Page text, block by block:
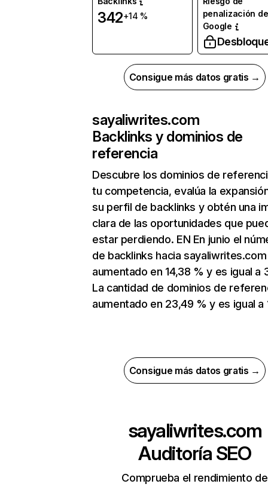
342+14 %
penalización de
Google
Consigue más datos gratis →
sayaliwrites.com
Backlinks y dominios de
referencia
Descubre los dominios de
tu competencia, evalúa la
su perfil de backlinks y obtén una
clara de las oportunidades que
estar perdiendo. EN En junio el
de backlinks hacia sayaliwrites.com
aumentado en 14,38 % y es igual a
La cantidad de dominios de
aumentado en 23,49 % y es igual a
Consigue más datos gratis →
sayaliwrites.com
Auditoría SEO
Comprueba el rendimiento de